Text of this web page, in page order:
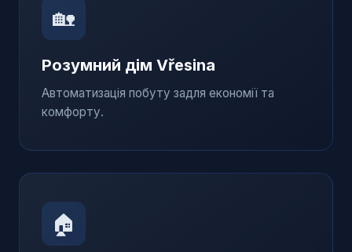
🏡
Розумний дім Vřesina
Автоматизація побуту задля економії та
комфорту.
🏠